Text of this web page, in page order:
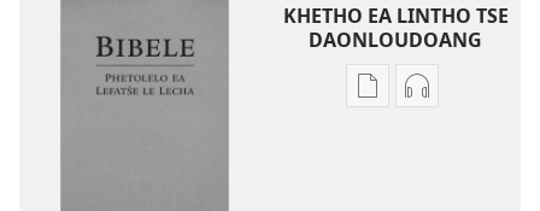
KHETHO EA LINTHO TSE
DAONLOUDOANG
KhethoKhetho